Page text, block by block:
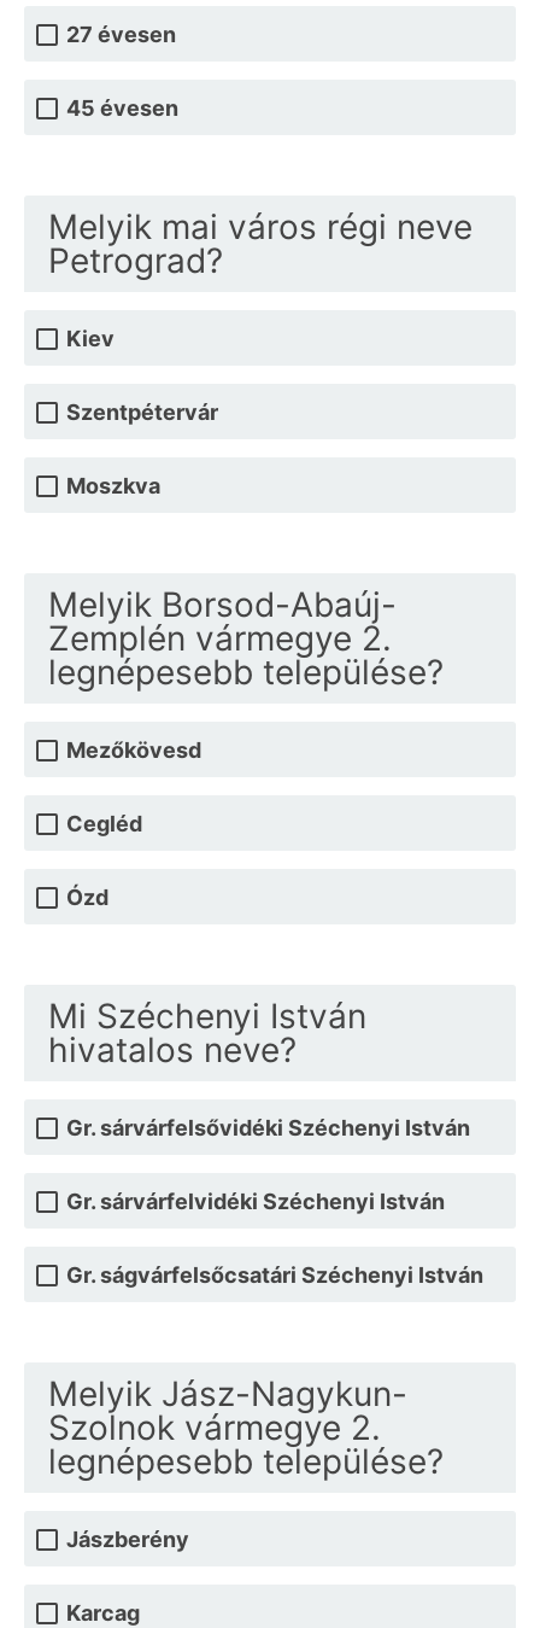
27 évesen
45 évesen
Melyik mai város régi neve
Petrograd?
Kiev
Szentpétervár
Moszkva
Melyik Borsod-Abaúj-
Zemplén vármegye 2.
legnépesebb települése?
Mezőkövesd
Cegléd
Ózd
Mi Széchenyi István
hivatalos neve?
Gr. sárvárfelsővidéki Széchenyi István
Gr. sárvárfelvidéki Széchenyi István
Gr. ságvárfelsőcsatári Széchenyi István
Melyik Jász-Nagykun-
Szolnok vármegye 2.
legnépesebb települése?
Jászberény
Karcag